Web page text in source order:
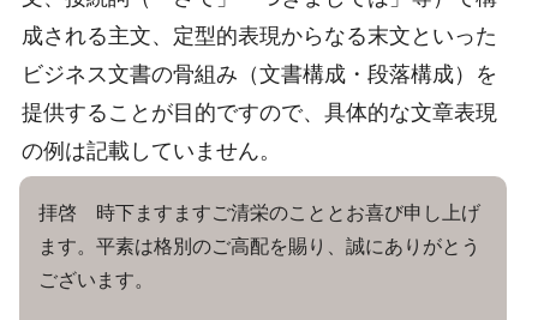
成される主文、定型的表現からなる末文といった
ビジネス文書の骨組み（文書構成・段落構成）を
提供することが目的ですので、具体的な文章表現
の例は記載していません。
拝啓 時下ますますご清栄のこととお喜び申し上げ
ます。平素は格別のご高配を賜り、誠にありがとう
ございます。